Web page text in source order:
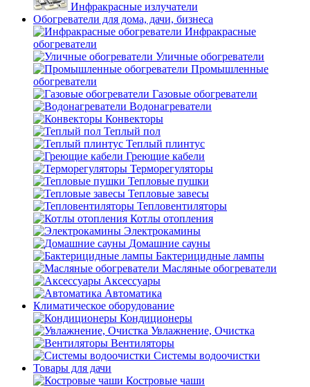
Инфракрасные излучатели
Обогреватели для дома, дачи, бизнеса
Инфракрасные
обогреватели
Уличные обогреватели
Промышленные
обогреватели
Газовые обогреватели
Водонагреватели
Конвекторы
Теплый пол
Теплый плинтус
Греющие кабели
Терморегуляторы
Тепловые пушки
Тепловые завесы
Тепловентиляторы
Котлы отопления
Электрокамины
Домашние сауны
Бактерицидные лампы
Масляные обогреватели
Аксессуары
Автоматика
Климатическое оборудование
Кондиционеры
Увлажнение, Очистка
Вентиляторы
Системы водоочистки
Товары для дачи
Костровые чаши